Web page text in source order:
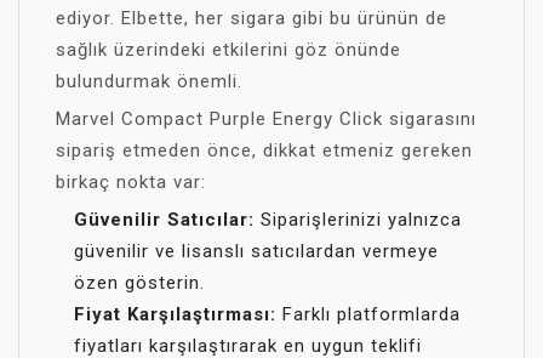
ediyor. Elbette, her sigara gibi bu ürünün de
sağlık üzerindeki etkilerini göz önünde
bulundurmak önemli.
Marvel Compact Purple Energy Click sigarasını
sipariş etmeden önce, dikkat etmeniz gereken
birkaç nokta var:
Güvenilir Satıcılar: Siparişlerinizi yalnızca
güvenilir ve lisanslı satıcılardan vermeye
özen gösterin.
Fiyat Karşılaştırması: Farklı platformlarda
fiyatları karşılaştırarak en uygun teklifi